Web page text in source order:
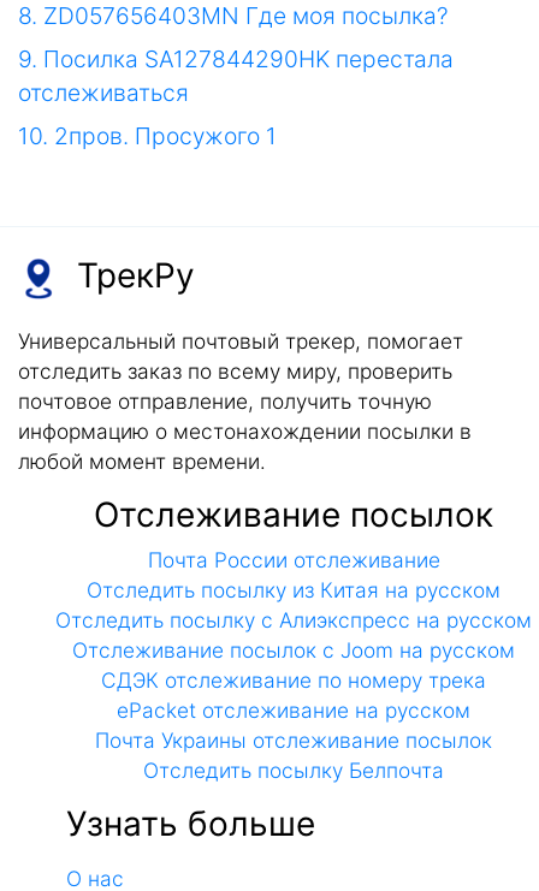
8. ZD057656403MN Где моя посылка?
9. Посилка SA127844290HK перестала
отслеживаться
10. 2пров. Просужого 1
ТрекРу
Универсальный почтовый трекер, помогает
отследить заказ по всему миру, проверить
почтовое отправление, получить точную
информацию о местонахождении посылки в
любой момент времени.
Отслеживание посылок
Почта России отслеживание
Отследить посылку из Китая на русском
Отследить посылку с Алиэкспресс на русском
Отслеживание посылок с Joom на русском
СДЭК отслеживание по номеру трека
ePacket отслеживание на русском
Почта Украины отслеживание посылок
Отследить посылку Белпочта
Узнать больше
О нас